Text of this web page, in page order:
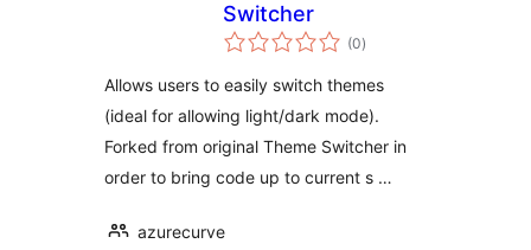
Switcher
(0total
ratings
)
Allows users to easily switch themes
(ideal for allowing light/dark mode).
Forked from original Theme Switcher in
order to bring code up to current s …
azurecurve